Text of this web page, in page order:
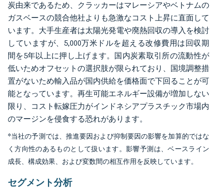
炭由来であるため、クラッカーはマレーシアやベトナムの
ガスベースの競合他社よりも急激なコスト上昇に直面して
います。大手生産者は太陽光発電や廃熱回収の導入を検討
していますが、5,000万米ドルを超える改修費用は回収期
間を5年以上に押し上げます。国内炭素取引所の流動性が
低いためオフセットの選択肢が限られており、国境調整措
置がないため輸入品が国内供給を価格面で下回ることが可
能となっています。再生可能エネルギー設備が増加しない
限り、コスト転嫁圧力がインドネシアプラスチック市場内
のマージンを侵食する恐れがあります。
*当社の予測では、推進要因および抑制要因の影響を加算的ではな
く方向性のあるものとして扱います。影響予測は、ベースライン
成長、構成効果、および変数間の相互作用を反映しています。
セグメント分析